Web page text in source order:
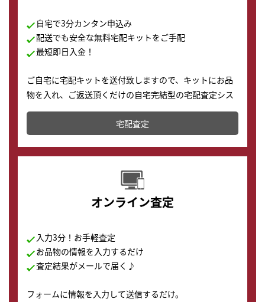
自宅で3分カンタン申込み
配送でも安全な無料宅配キットをご手配
最短即日入金！
ご自宅に宅配キットを送付致しますので、キットにお品
物を入れ、ご返送頂くだけの自宅完結型の宅配査定シス
テムです。
配送でも簡単&安全に査定・買取に出すことが可能で
す。
宅配査定
オンライン査定
入力3分！お手軽査定
お品物の情報を入力するだけ
査定結果がメールで届く♪
フォームに情報を入力して送信するだけ。